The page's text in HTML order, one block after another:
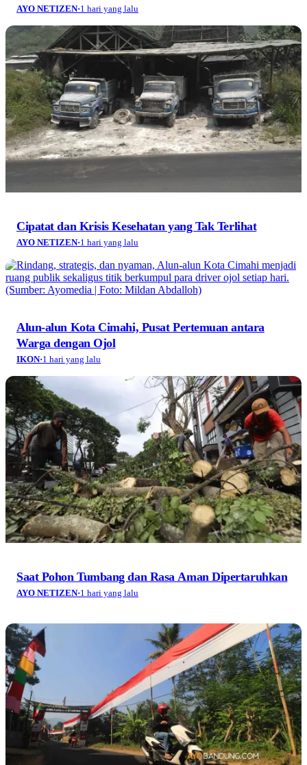
AYO NETIZEN·1 hari yang lalu
Cipatat dan Krisis Kesehatan yang Tak Terlihat
AYO NETIZEN·1 hari yang lalu
Alun-alun Kota Cimahi, Pusat Pertemuan antara
Warga dengan Ojol
IKON·1 hari yang lalu
Saat Pohon Tumbang dan Rasa Aman Dipertaruhkan
AYO NETIZEN·1 hari yang lalu